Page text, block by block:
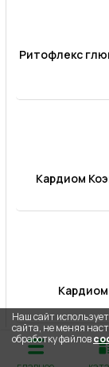
Ритофлекс глюкозамин 500+хондроитин 500, таблетки
Кардиом
Кардиом
Наш сайт
сайта, не меняя
обработку файлов